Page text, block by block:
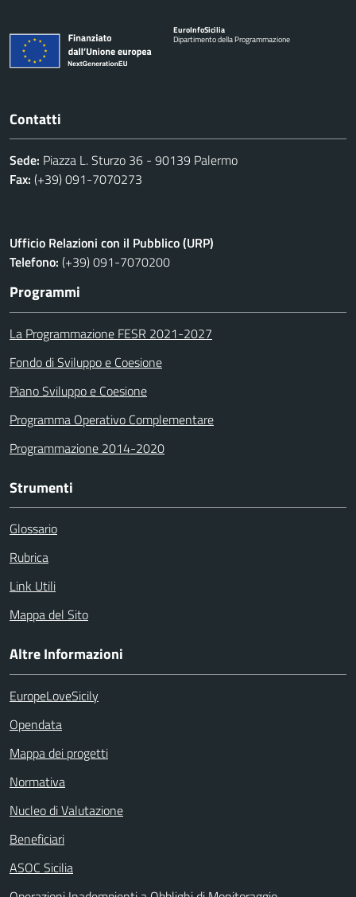
EuroInfoSicilia
Dipartimento della Programmazione
Contatti
Sede: Piazza L. Sturzo 36 - 90139 Palermo
Fax: (+39) 091-7070273
Ufficio Relazioni con il Pubblico (URP)
Telefono: (+39) 091-7070200
Programmi
La Programmazione FESR 2021-2027
Fondo di Sviluppo e Coesione
Piano Sviluppo e Coesione
Programma Operativo Complementare
Programmazione 2014-2020
Strumenti
Glossario
Rubrica
Link Utili
Mappa del Sito
Altre Informazioni
EuropeLoveSicily
Opendata
Mappa dei progetti
Normativa
Nucleo di Valutazione
Beneficiari
ASOC Sicilia